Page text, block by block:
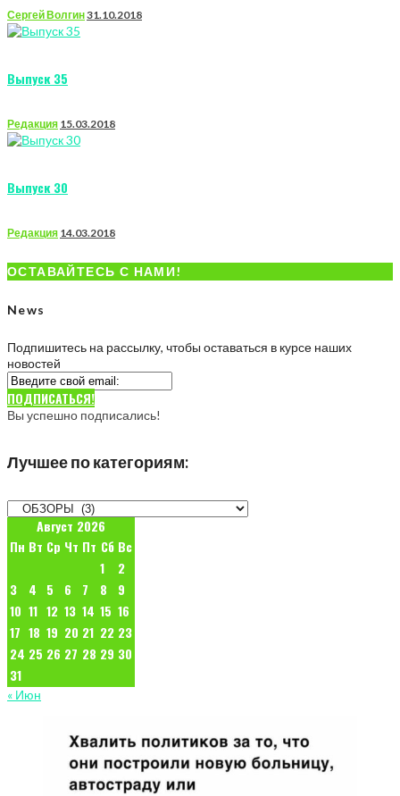
Сергей Волгин31.10.2018
Выпуск 35
Редакция 15.03.2018
Выпуск 30
Редакция 14.03.2018
ОСТАВАЙТЕСЬ С НАМИ!
News
Подпишитесь на рассылку, чтобы оставаться в курсе наших
новостей
ПОДПИСАТЬСЯ!
Вы успешно подписались!
Лучшее по категориям:
Лучшее
категориям:
Август 2026
Пн Вт Ср Чт Пт Сб Вс
1
2
3
4 5 6 7 8
9
10 11 12 13 14 15 16
17 18 19 20 21 22 23
24 25 26 27 28 29 30
31
« Июн